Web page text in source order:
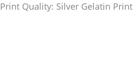
Print Quality: Silver Gelatin Print